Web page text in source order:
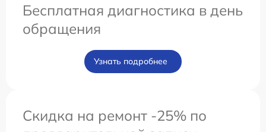
Бесплатная диагностика в день
обращения
Узнать подробнее
Скидка на ремонт -25% по